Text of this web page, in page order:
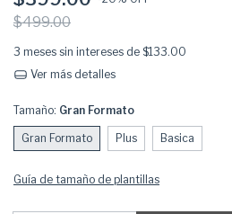
$499.00
3 meses sin intereses de $133.00
Ver más detalles
Tamaño: Gran Formato
Gran Formato Plus Basica
Guía de tamaño de plantillas